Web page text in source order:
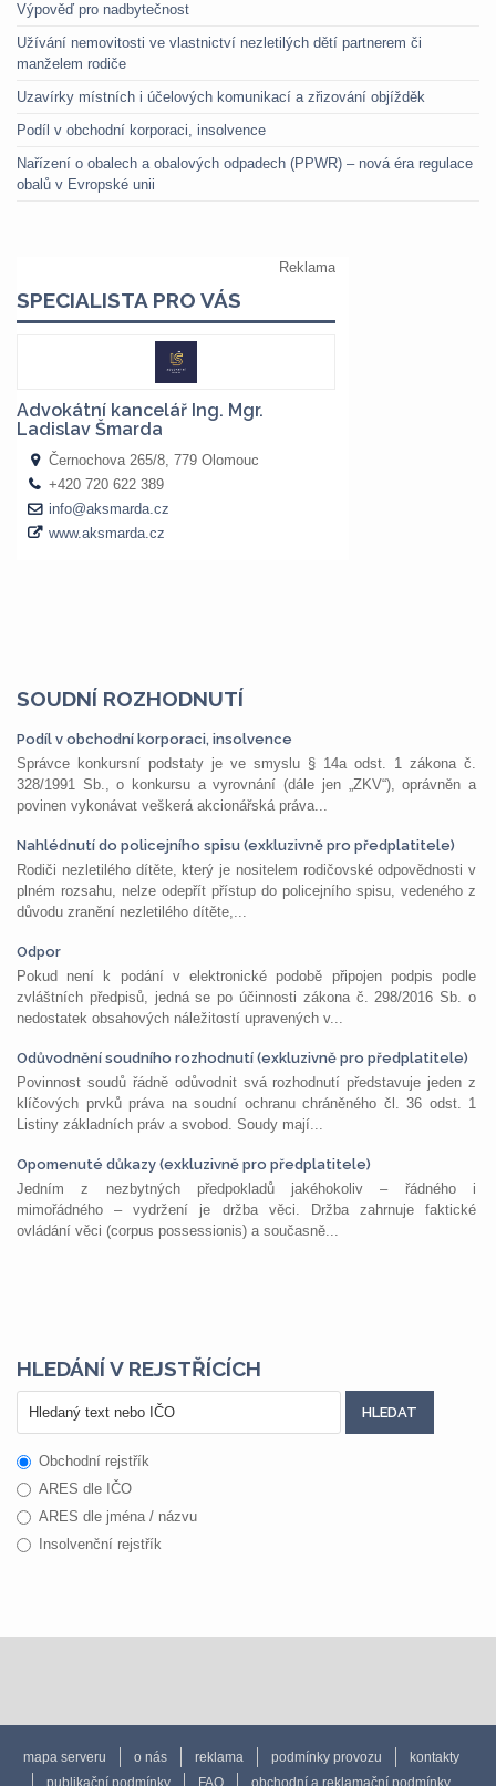
Výpověď pro nadbytečnost
Užívání nemovitosti ve vlastnictví nezletilých dětí partnerem či
manželem rodiče
Uzavírky místních i účelových komunikací a zřizování objížděk
Podíl v obchodní korporaci, insolvence
Nařízení o obalech a obalových odpadech (PPWR) – nová éra regulace
obalů v Evropské unii
SOUDNÍ ROZHODNUTÍ
Podíl v obchodní korporaci, insolvence
Správce konkursní podstaty je ve smyslu § 14a odst. 1 zákona č.
328/1991 Sb., o konkursu a vyrovnání (dále jen „ZKV“), oprávněn a
povinen vykonávat veškerá akcionářská práva...
Nahlédnutí do policejního spisu (exkluzivně pro předplatitele)
Rodiči nezletilého dítěte, který je nositelem rodičovské odpovědnosti v
plném rozsahu, nelze odepřít přístup do policejního spisu, vedeného z
důvodu zranění nezletilého dítěte,...
Odpor
Pokud není k podání v elektronické podobě připojen podpis podle
zvláštních předpisů, jedná se po účinnosti zákona č. 298/2016 Sb. o
nedostatek obsahových náležitostí upravených v...
Odůvodnění soudního rozhodnutí (exkluzivně pro předplatitele)
Povinnost soudů řádně odůvodnit svá rozhodnutí představuje jeden z
klíčových prvků práva na soudní ochranu chráněného čl. 36 odst. 1
Listiny základních práv a svobod. Soudy mají...
Opomenuté důkazy (exkluzivně pro předplatitele)
Jedním z nezbytných předpokladů jakéhokoliv – řádného i
mimořádného – vydržení je držba věci. Držba zahrnuje faktické
ovládání věci (corpus possessionis) a současně...
HLEDÁNÍ V REJSTŘÍCÍCH
Obchodní rejstřík
ARES dle IČO
ARES dle jména / názvu
Insolvenční rejstřík
mapa serveru o nás reklama podmínky provozu
kontakty
publikační podmínky
FAQ obchodní a reklamační podmínky